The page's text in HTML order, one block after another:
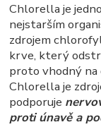
Chlorella je
nejstarším
zdrojem
krve, který
proto vhodný na
Chlorella je
podporuje
proti únavě a